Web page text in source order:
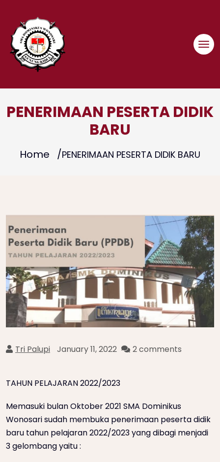
content
PENERIMAAN PESERTA DIDIK
BARU
Home PENERIMAAN PESERTA DIDIK BARU
Tri Palupi January 11, 2022 2 comments
TAHUN PELAJARAN 2022/2023
Memasuki bulan Oktober 2021 SMA Dominikus
Wonosari sudah membuka penerimaan peserta didik
baru tahun pelajaran 2022/2023 yang dibagi menjadi
3 gelombang yaitu :